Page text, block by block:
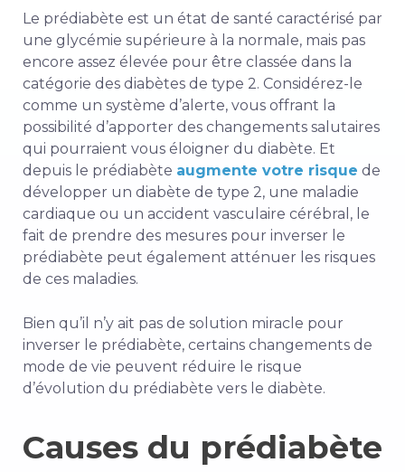
Le prédiabète est un état de santé caractérisé par
une glycémie supérieure à la normale, mais pas
encore assez élevée pour être classée dans la
catégorie des diabètes de type 2. Considérez-le
comme un système d’alerte, vous offrant la
possibilité d’apporter des changements salutaires
qui pourraient vous éloigner du diabète. Et
depuis le prédiabète augmente votre risque de
développer un diabète de type 2, une maladie
cardiaque ou un accident vasculaire cérébral, le
fait de prendre des mesures pour inverser le
prédiabète peut également atténuer les risques
de ces maladies.
Bien qu’il n’y ait pas de solution miracle pour
inverser le prédiabète, certains changements de
mode de vie peuvent réduire le risque
d’évolution du prédiabète vers le diabète.
Causes du prédiabète